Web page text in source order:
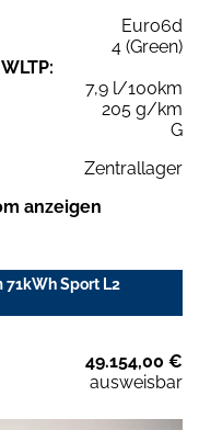
Euro6d
4 (Green)
7,9 l/100km
205 g/km
G
Zentrallager
anzeigen
71kWh Sport L2
49.154,00 €
ausweisbar